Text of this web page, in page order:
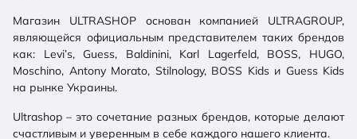
Магазин ULTRASHOP основан компанией ULTRAGROUP,
являющейся официальным представителем таких брендов
как: Levi’s, Guess, Baldinini, Karl Lagerfeld, BOSS, HUGO,
Moschino, Antony Morato, Stilnology, BOSS Kids и Guess Kids
на рынке Украины.
Ultrashop – это сочетание разных брендов, которые делают
счастливым и уверенным в себе каждого нашего клиента.